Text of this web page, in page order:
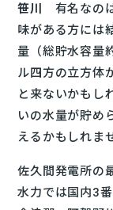
笹川
有名なの
味がある方には
量（総貯水容量
ル四方の立方体
と来ないかもし
いの水量が貯め
えるかもしれま
佐久間発電所の
水力では国内3